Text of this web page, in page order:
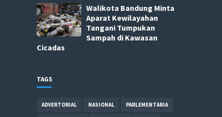
Walikota Bandung Minta
Aparat Kewilayahan
Tangani Tumpukan
Sampah di Kawasan
Cicadas
TAGS
ADVERTORIAL NASIONAL PARLEMENTARIA